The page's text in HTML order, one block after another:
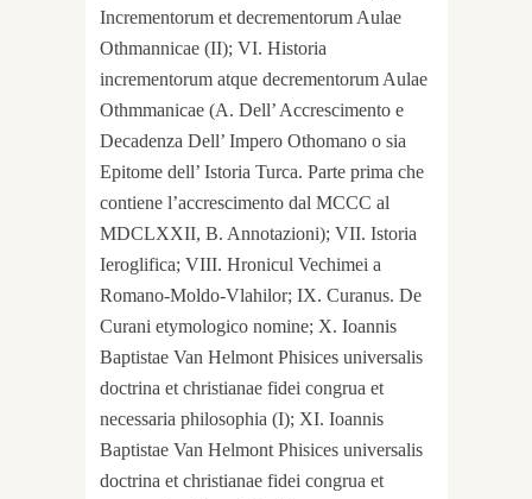
Incrementorum et decrementorum Aulae
Othmannicae (II); VI. Historia
incrementorum atque decrementorum Aulae
Othmmanicae (A. Dell’ Accrescimento e
Decadenza Dell’ Impero Othomano o sia
Epitome dell’ Istoria Turca. Parte prima che
contiene l’accrescimento dal MCCC al
MDCLXXII, B. Annotazioni); VII. Istoria
Ieroglifica; VIII. Hronicul Vechimei a
Romano-Moldo-Vlahilor; IX. Curanus. De
Curani etymologico nomine; X. Ioannis
Baptistae Van Helmont Phisices universalis
doctrina et christianae fidei congrua et
necessaria philosophia (I); XI. Ioannis
Baptistae Van Helmont Phisices universalis
doctrina et christianae fidei congrua et